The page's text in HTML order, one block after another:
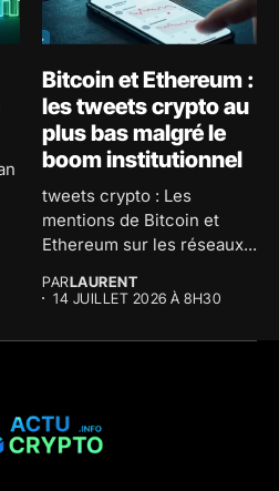
Bitcoin et Ethereum :
les tweets crypto au
plus bas malgré le
boom institutionnel
tweets crypto : Les
mentions de Bitcoin et
Ethereum sur les réseaux...
PARLAURENT
14 JUILLET 2026 À 8H30